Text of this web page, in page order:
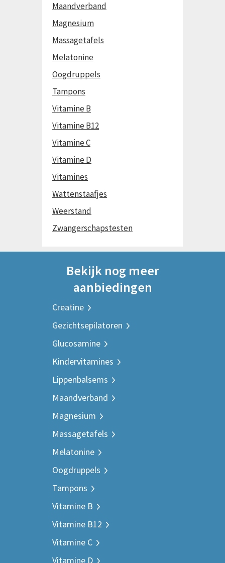
Maandverband
Magnesium
Massagetafels
Melatonine
Oogdruppels
Tampons
Vitamine B
Vitamine B12
Vitamine C
Vitamine D
Vitamines
Wattenstaafjes
Weerstand
Zwangerschapstesten
Bekijk nog meer
aanbiedingen
Creatine
Gezichtsepilatoren
Glucosamine
Kindervitamines
Lippenbalsems
Maandverband
Magnesium
Massagetafels
Melatonine
Oogdruppels
Tampons
Vitamine B
Vitamine B12
Vitamine C
Vitamine D